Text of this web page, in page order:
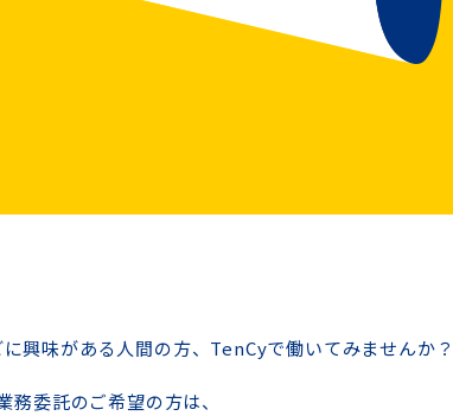
興味がある人間の方、TenCyで働いてみませんか？
務委託のご希望の方は、